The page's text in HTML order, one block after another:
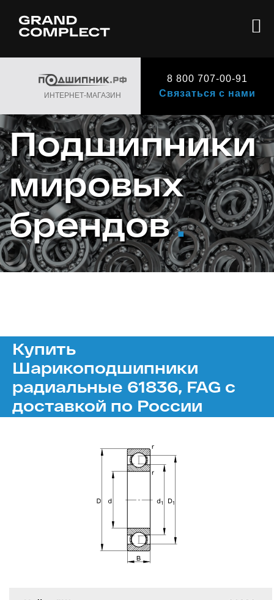
ИНТЕРНЕТ-МАГАЗИН
8 800 707-00-91
Связаться с нами
Подшипники
мировых
брендов.
Купить
Шарикоподшипники
радиальные 61836, FAG с
доставкой по России